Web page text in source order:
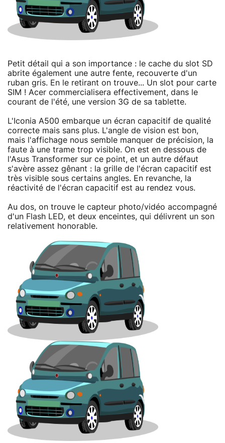
Petit détail qui a son importance : le cache du slot SD
abrite également une autre fente, recouverte d'un
ruban gris. En le retirant on trouve... Un slot pour carte
SIM ! Acer commercialisera effectivement, dans le
courant de l'été, une version 3G de sa tablette.
L'Iconia A500 embarque un écran capacitif de qualité
correcte mais sans plus. L'angle de vision est bon,
mais l'affichage nous semble manquer de précision, la
faute à une trame trop visible. On est en dessous de
l'Asus Transformer sur ce point, et un autre défaut
s'avère assez gênant : la grille de l'écran capacitif est
très visible sous certains angles. En revanche, la
réactivité de l'écran capacitif est au rendez vous.
Au dos, on trouve le capteur photo/vidéo accompagné
d'un Flash LED, et deux enceintes, qui délivrent un son
relativement honorable.